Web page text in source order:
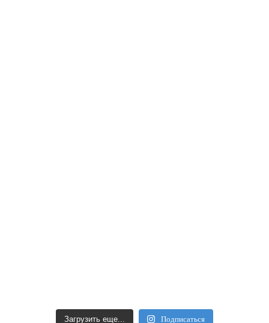
Загрузить еще... Подписаться